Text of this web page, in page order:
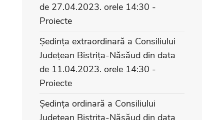
de 27.04.2023. orele 14:30 -
Proiecte
Ședința extraordinară a Consiliului
Județean Bistrița-Năsăud din data
de 11.04.2023. orele 14:30 -
Proiecte
Ședința ordinară a Consiliului
Județean Bistrița-Năsăud din data